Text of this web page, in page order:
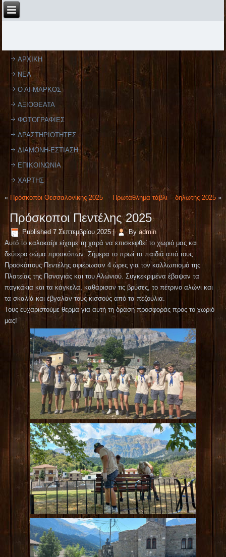
ΑΡΧΙΚΗ
ΝΕΑ
Ο ΑΙ-ΜΑΡΚΟΣ
ΑΞΙΟΘΕΑΤΑ
ΦΩΤΟΓΡΑΦΙΕΣ
ΔΡΑΣΤΗΡΙΟΤΗΤΕΣ
ΔΙΑΜΟΝΗ-ΕΣΤΙΑΣΗ
ΕΠΙΚΟΙΝΩΝΙΑ
ΧΑΡΤΗΣ
« Πρόσκοποι Θεσσαλονίκης 2025 Πρωτάθλημα τάβλι – δηλωτής 2025»
Πρόσκοποι Πεντέλης 2025
Published 7 Σεπτεμβρίου 2025| By admin
Αυτό το καλοκαίρι είχαμε τη χαρά να επισκεφθεί το χωριό μας και
δεύτερο σώμα προσκόπων. Σήμερα το πρωί τα παιδιά από τους
Προσκόπους Πεντέλης αφιέρωσαν 4 ώρες για τον καλλωπισμό της
Πλατείας της Παναγιάς και του Αλωνιού. Συγκεκριμένα έβαψαν τα
παγκάκια και τα κάγκελα, καθάρισαν τις βρύσες, το πέτρινο αλώνι και
τα σκαλιά και έβγαλαν τους κισσούς από τα πεζούλια.
Τους ευχαριστούμε θερμά για αυτή τη δράση προσφοράς προς το χωριό
μας!